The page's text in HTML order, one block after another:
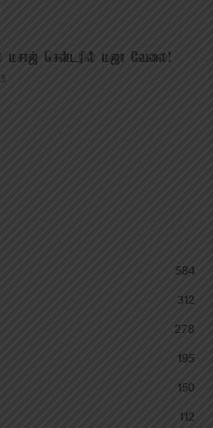
மசாஜ் சென்டரில் மஜா வேலை!
584
312
278
195
150
112